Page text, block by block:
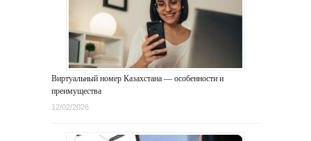
Виртуальный номер Казахстана — особенности и
преимущества
12/02/2026